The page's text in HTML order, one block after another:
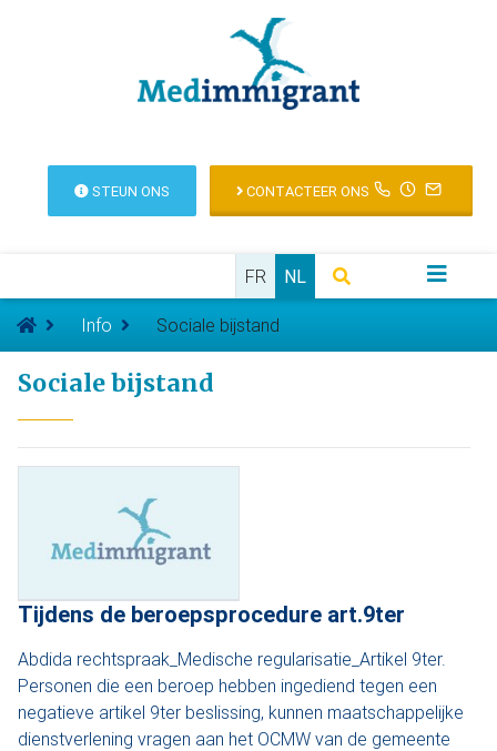
STEUN ONS CONTACTEER ONS
FR NL
Info Sociale bijstand
Sociale bijstand
Tijdens de beroepsprocedure art.9ter
Abdida rechtspraak_Medische regularisatie_Artikel 9ter.
Personen die een beroep hebben ingediend tegen een
negatieve artikel 9ter beslissing, kunnen maatschappelijke
dienstverlening vragen aan het OCMW van de gemeente